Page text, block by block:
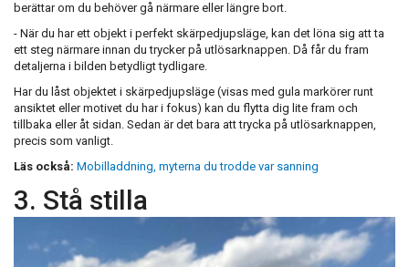
berättar om du behöver gå närmare eller längre bort.
- När du har ett objekt i perfekt skärpedjupsläge, kan det löna sig att ta
ett steg närmare innan du trycker på utlösarknappen. Då får du fram
detaljerna i bilden betydligt tydligare.
Har du låst objektet i skärpedjupsläge (visas med gula markörer runt
ansiktet eller motivet du har i fokus) kan du flytta dig lite fram och
tillbaka eller åt sidan. Sedan är det bara att trycka på utlösarknappen,
precis som vanligt.
Läs också: Mobilladdning, myterna du trodde var sanning
3. Stå stilla